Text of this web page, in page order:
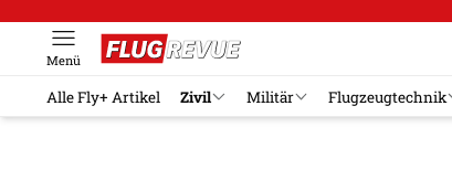
Menü
Alle Fly+ Artikel Zivil Militär Flugzeugtechnik